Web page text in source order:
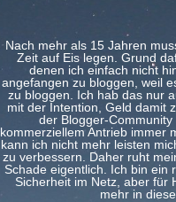
Nach mehr als 15 Jahren
Zeit auf Eis legen. Grund
denen ich einfach nicht
angefangen zu bloggen, weil
zu bloggen. Ich hab das nur
mit der Intention, Geld damit
der Blogger-
kommerziellem Antrieb immer
kann ich nicht mehr leisten
zu verbessern. Daher ruht
Schade eigentlich. Ich bin ein
Sicherheit im Netz, aber für
mehr in